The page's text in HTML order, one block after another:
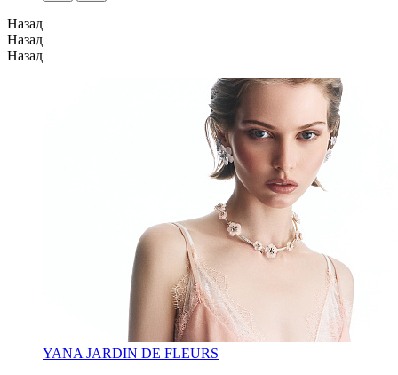
Назад
Назад
Назад
YANA JARDIN DE FLEURS